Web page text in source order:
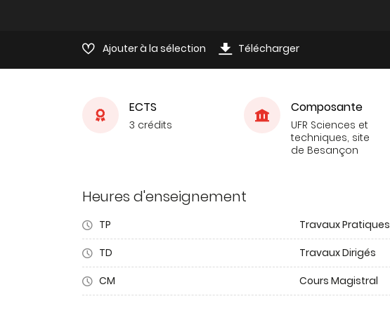
Ajouter à la sélection Télécharger
ECTS
3 crédits
Composante
UFR Sciences et
techniques, site
de Besançon
Heures d'enseignement
TP Travaux Pratiques
TD
Travaux Dirigés
CM
Cours Magistral